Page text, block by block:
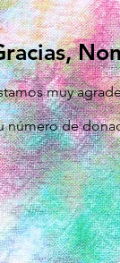
muy
número de